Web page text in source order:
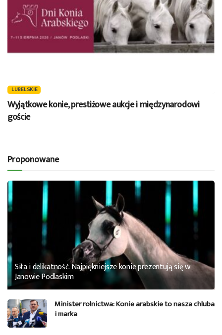
LUBELSKIE
Wyjątkowe konie, prestiżowe aukcje i międzynarodowi
goście
Proponowane
Siła i delikatność. Najpiękniejsze konie prezentują się w
Janowie Podlaskim
Minister rolnictwa: Konie arabskie to nasza chluba
i marka